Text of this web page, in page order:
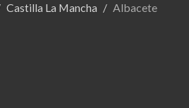
Castilla La Mancha Albacete